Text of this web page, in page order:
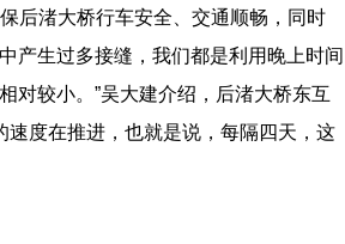
后渚大桥行车安全、交通顺畅，同时
产生过多接缝，我们都是利用晚上时间
对较小。”吴大建介绍，后渚大桥东互
度在推进，也就是说，每隔四天，这